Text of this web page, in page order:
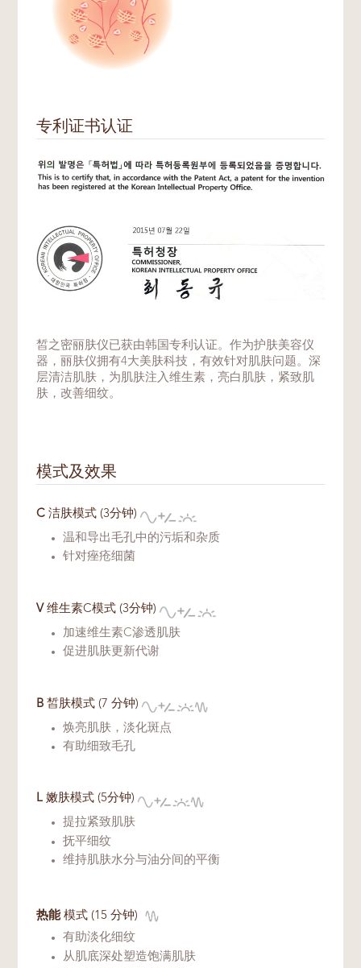
专利证书认证
皙之密丽肤仪已获由韩国专利认证。作为护肤美容仪
器，丽肤仪拥有4大美肤科技，有效针对肌肤问题。深
层清洁肌肤，为肌肤注入维生素，亮白肌肤，紧致肌
肤，改善细纹。
模式及效果
C洁肤模式 (3分钟)
温和导出毛孔中的污垢和杂质
针对痤疮细菌
V维生素C模式 (3分钟)
加速维生素C渗透肌肤
促进肌肤更新代谢
B皙肤模式 (7 分钟)
焕亮肌肤，淡化斑点
有助细致毛孔
L嫩肤模式 (5分钟)
提拉紧致肌肤
抚平细纹
维持肌肤水分与油分间的平衡
热能模式 (15 分钟)
有助淡化细纹
从肌底深处塑造饱满肌肤